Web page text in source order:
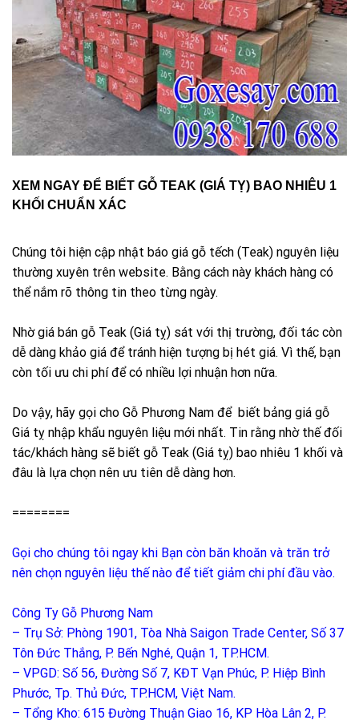
XEM NGAY ĐỂ BIẾT GỖ TEAK (GIÁ TỴ) BAO NHIÊU 1
KHỐI CHUẨN XÁC
Chúng tôi hiện cập nhật báo giá gỗ tếch (Teak) nguyên liệu
thường xuyên trên website. Bằng cách này khách hàng có
thể nắm rõ thông tin theo từng ngày.
Nhờ giá bán gỗ Teak (Giá tỵ) sát với thị trường, đối tác còn
dễ dàng khảo giá để tránh hiện tượng bị hét giá. Vì thế, bạn
còn tối ưu chi phí để có nhiều lợi nhuận hơn nữa.
Do vậy, hãy gọi cho Gỗ Phương Nam để biết bảng giá gỗ
Giá tỵ nhập khẩu nguyên liệu mới nhất. Tin rằng nhờ thế đối
tác/khách hàng sẽ biết gỗ Teak (Giá tỵ) bao nhiêu 1 khối và
đâu là lựa chọn nên ưu tiên dễ dàng hơn.
========
Gọi cho chúng tôi ngay khi Bạn còn băn khoăn và trăn trở
nên chọn nguyên liệu thế nào để tiết giảm chi phí đầu vào.
Công Ty Gỗ Phương Nam
– Trụ Sở: Phòng 1901, Tòa Nhà Saigon Trade Center, Số 37
Tôn Đức Thắng, P. Bến Nghé, Quận 1, TP.HCM.
– VPGD: Số 56, Đường Số 7, KĐT Vạn Phúc, P. Hiệp Bình
Phước, Tp. Thủ Đức, TP.HCM, Việt Nam.
– Tổng Kho: 615 Đường Thuận Giao 16, KP Hòa Lân 2, P.